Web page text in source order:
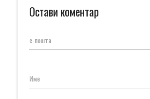
Остави коментар
е-пошта
Име